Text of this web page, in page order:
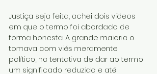
Justiça seja feita, achei dois vídeos
em que o termo foi abordado de
forma honesta. A grande maioria o
tomava com viés meramente
político, na tentativa de dar ao termo
um significado reduzido e até